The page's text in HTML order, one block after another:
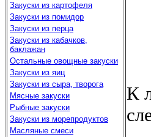
Закуски из картофеля
Закуски из помидор
Закуски из перца
Закуски из кабачков,
баклажан
Остальные овощные закуски
Закуски из яиц
Закуски из сыра, творога
Мясные закуски
Рыбные закуски
Закуски из морепродуктов
Масляные смеси
К